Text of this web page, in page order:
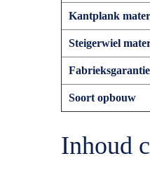
Kantplank
Steigerwiel
Fabrieksgarantie
Soort opbouw
Inhoud